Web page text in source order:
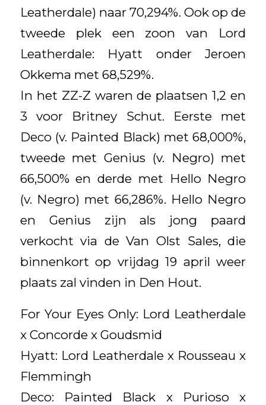
Leatherdale) naar 70,294%. Ook op de
tweede plek een zoon van Lord
Leatherdale: Hyatt onder Jeroen
Okkema met 68,529%.
In het ZZ-Z waren de plaatsen 1,2 en
3 voor Britney Schut. Eerste met
Deco (v. Painted Black) met 68,000%,
tweede met Genius (v. Negro) met
66,500% en derde met Hello Negro
(v. Negro) met 66,286%. Hello Negro
en Genius zijn als jong paard
verkocht via de Van Olst Sales, die
binnenkort op vrijdag 19 april weer
plaats zal vinden in Den Hout.
For Your Eyes Only: Lord Leatherdale
x Concorde x Goudsmid
Hyatt: Lord Leatherdale x Rousseau x
Flemmingh
Deco: Painted Black x Purioso x